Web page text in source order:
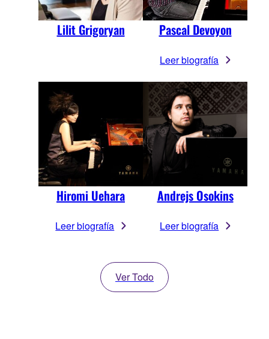
Lilit Grigoryan Pascal Devoyon
Leer biografía
Hiromi Uehara
Leer biografía
Andrejs Osokins
Leer biografía
Ver Todo